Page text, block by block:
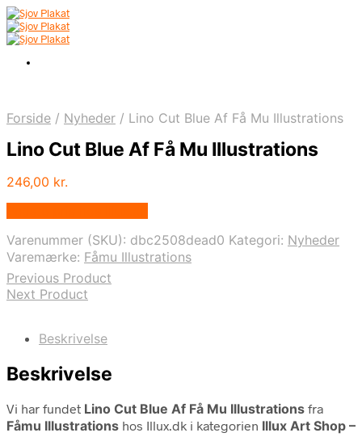
Forside / Nyheder / Lino Cut Blue Af Få Mu Illustrations
Lino Cut Blue Af Få Mu Illustrations
246,00 kr.
Varenummer (SKU): dbc2508dead0 Kategori: Nyheder
Varemærke: Fåmu Illustrations
Previous Product
Next Product
Beskrivelse
Beskrivelse
Vi har fundet Lino Cut Blue Af Få Mu Illustrations fra
Fåmu Illustrations hos Illux.dk i kategorien Illux Art Shop –